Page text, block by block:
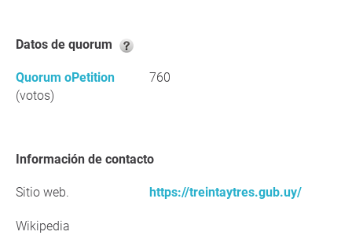
Datos de quorum
Quorum oPetition
(votos)
760
Información de contacto
Sitio web. https://treintaytres.gub.uy/
Wikipedia